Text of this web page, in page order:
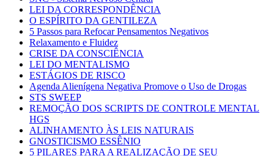
LEI DA CORRESPONDÊNCIA
O ESPÍRITO DA GENTILEZA
5 Passos para Refocar Pensamentos Negativos
Relaxamento e Fluidez
CRISE DA CONSCIÊNCIA
LEI DO MENTALISMO
ESTÁGIOS DE RISCO
Agenda Alienígena Negativa Promove o Uso de Drogas
STS SWEEP
REMOÇÃO DOS SCRIPTS DE CONTROLE MENTAL
HGS
ALINHAMENTO ÀS LEIS NATURAIS
GNOSTICISMO ESSÊNIO
5 PILARES PARA A REALIZAÇÃO DE SEU